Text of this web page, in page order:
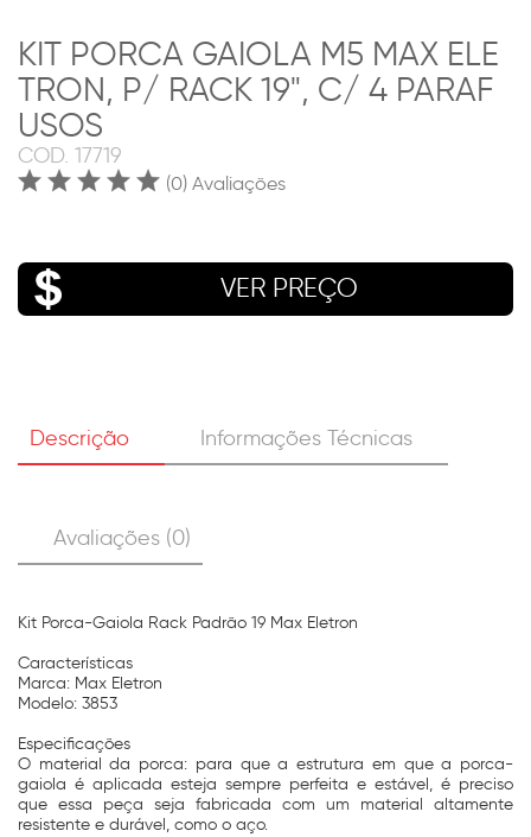
KIT PORCA GAIOLA M5 MAX ELE
TRON, P/ RACK 19", C/ 4 PARAF
USOS
COD. 17719
(0) Avaliações
VER PREÇO
Descrição Informações Técnicas
Avaliações (0)
Kit Porca-Gaiola Rack Padrão 19 Max Eletron
Características
Marca: Max Eletron
Modelo: 3853
Especificações
O material da porca: para que a estrutura em que a porca-
gaiola é aplicada esteja sempre perfeita e estável, é preciso
que essa peça seja fabricada com um material altamente
resistente e durável, como o aço.